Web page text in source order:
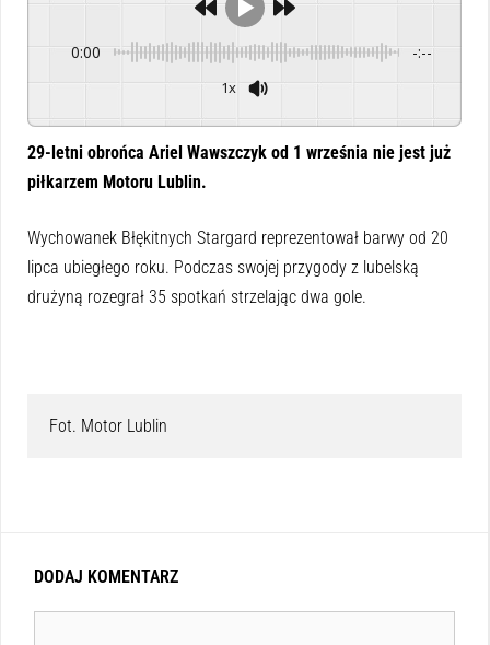
0:00 -:--
1x
29-letni obrońca Ariel Wawszczyk od 1 września nie jest już
piłkarzem Motoru Lublin.
Wychowanek Błękitnych Stargard reprezentował barwy od 20
lipca ubiegłego roku. Podczas swojej przygody z lubelską
drużyną rozegrał 35 spotkań strzelając dwa gole.
Fot. Motor Lublin
DODAJ KOMENTARZ